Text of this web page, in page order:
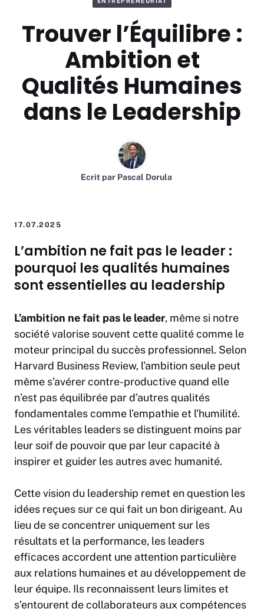
Trouver l’Équilibre :
Ambition et
Qualités Humaines
dans le Leadership
Ecrit par Pascal Dorula
17.07.2025
L’ambition ne fait pas le leader :
pourquoi les qualités humaines
sont essentielles au leadership
L’ambition ne fait pas le leader, même si notre
société valorise souvent cette qualité comme le
moteur principal du succès professionnel. Selon
Harvard Business Review, l’ambition seule peut
même s’avérer contre-productive quand elle
n’est pas équilibrée par d’autres qualités
fondamentales comme l’empathie et l’humilité.
Les véritables leaders se distinguent moins par
leur soif de pouvoir que par leur capacité à
inspirer et guider les autres avec humanité.
Cette vision du leadership remet en question les
idées reçues sur ce qui fait un bon dirigeant. Au
lieu de se concentrer uniquement sur les
résultats et la performance, les leaders
efficaces accordent une attention particulière
aux relations humaines et au développement de
leur équipe. Ils reconnaissent leurs limites et
s’entourent de collaborateurs aux compétences